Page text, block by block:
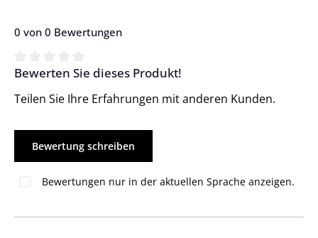
0 von 0 Bewertungen
Durchschnittliche Bewertung von 0 von 5 Sternen
Bewerten Sie dieses Produkt!
Teilen Sie Ihre Erfahrungen mit anderen Kunden.
Bewertung schreiben
Bewertungen nur in der aktuellen Sprache anzeigen.